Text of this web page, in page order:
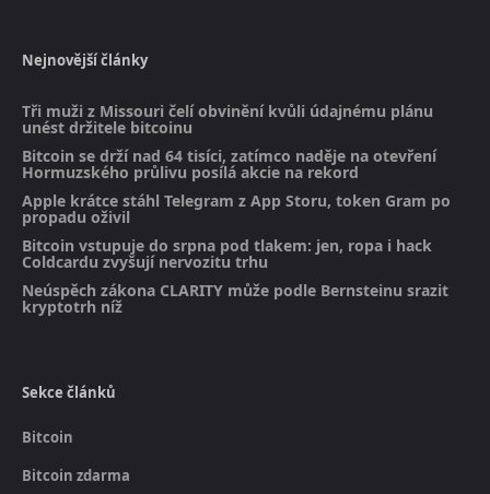
Nejnovější články
Tři muži z Missouri čelí obvinění kvůli údajnému plánu
unést držitele bitcoinu
Bitcoin se drží nad 64 tisíci, zatímco naděje na otevření
Hormuzského průlivu posílá akcie na rekord
Apple krátce stáhl Telegram z App Storu, token Gram po
propadu oživil
Bitcoin vstupuje do srpna pod tlakem: jen, ropa i hack
Coldcardu zvyšují nervozitu trhu
Neúspěch zákona CLARITY může podle Bernsteinu srazit
kryptotrh níž
Sekce článků
Bitcoin
Bitcoin zdarma